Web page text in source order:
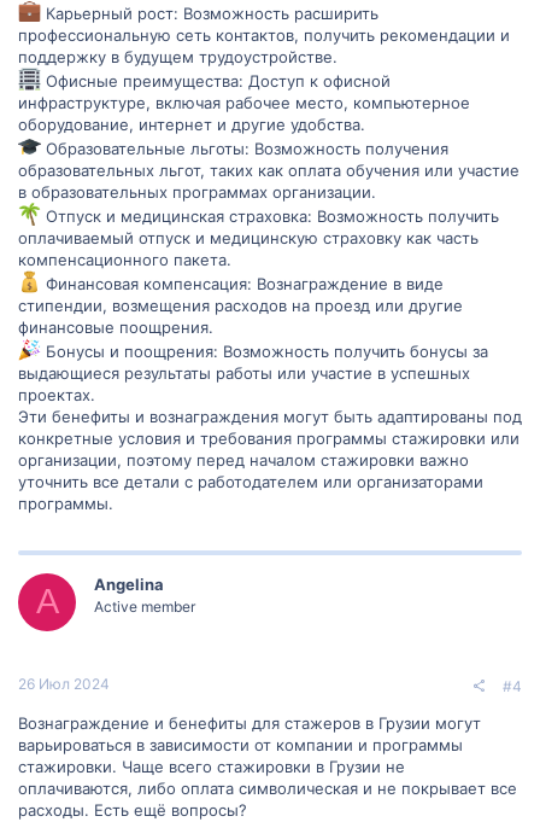
Карьерный рост: Возможность расширить
профессиональную сеть контактов, получить рекомендации и
поддержку в будущем трудоустройстве.
Офисные преимущества: Доступ к офисной
инфраструктуре, включая рабочее место, компьютерное
оборудование, интернет и другие удобства.
Образовательные льготы: Возможность получения
образовательных льгот, таких как оплата обучения или участие
в образовательных программах организации.
Отпуск и медицинская страховка: Возможность получить
оплачиваемый отпуск и медицинскую страховку как часть
компенсационного пакета.
Финансовая компенсация: Вознаграждение в виде
стипендии, возмещения расходов на проезд или другие
финансовые поощрения.
Бонусы и поощрения: Возможность получить бонусы за
выдающиеся результаты работы или участие в успешных
проектах.
Эти бенефиты и вознаграждения могут быть адаптированы под
конкретные условия и требования программы стажировки или
организации, поэтому перед началом стажировки важно
уточнить все детали с работодателем или организаторами
программы.
A Angelina
Active member
26 Июл 2024 #4
Вознаграждение и бенефиты для стажеров в Грузии могут
варьироваться в зависимости от компании и программы
стажировки. Чаще всего стажировки в Грузии не
оплачиваются, либо оплата символическая и не покрывает все
расходы. Есть ещё вопросы?